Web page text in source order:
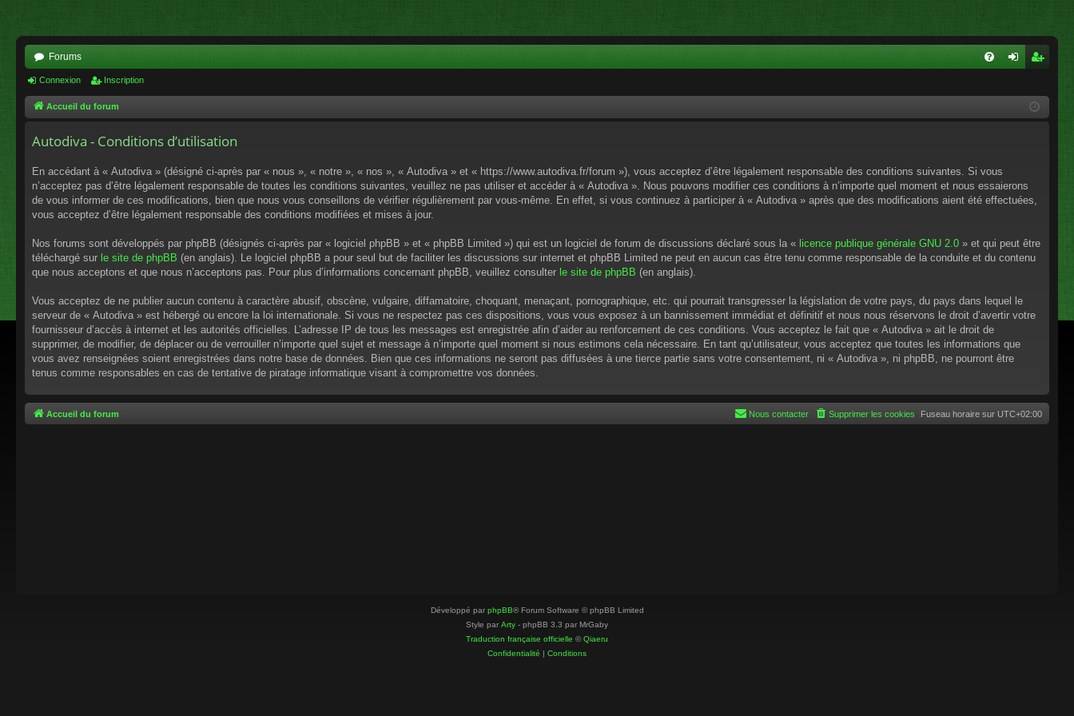
Forums
cri
Connexion Inscription
Accueil du forum
Autodiva - Conditions d’utilisation
En accédant à « Autodiva » (désigné ci-après par « nous », « notre », « nos », « Autodiva » et « https://www.autodiva.fr/forum »), vous acceptez d’être légalement responsable des conditions suivantes. Si vous
n’acceptez pas d’être légalement responsable de toutes les conditions suivantes, veuillez ne pas utiliser et accéder à « Autodiva ». Nous pouvons modifier ces conditions à n’importe quel moment et nous essaierons
de vous informer de ces modifications, bien que nous vous conseillons de vérifier régulièrement par vous-même. En effet, si vous continuez à participer à « Autodiva » après que des modifications aient été effectuées,
vous acceptez d’être légalement responsable des conditions modifiées et mises à jour.
Nos forums sont développés par phpBB (désignés ci-après par « logiciel phpBB » et « phpBB Limited ») qui est un logiciel de forum de discussions déclaré sous la « licence publique générale GNU 2.0 » et qui peut être
téléchargé sur le site de phpBB (en anglais). Le logiciel phpBB a pour seul but de faciliter les discussions sur internet et phpBB Limited ne peut en aucun cas être tenu comme responsable de la conduite et du contenu
que nous acceptons et que nous n’acceptons pas. Pour plus d’informations concernant phpBB, veuillez consulter le site de phpBB (en anglais).
Vous acceptez de ne publier aucun contenu à caractère abusif, obscène, vulgaire, diffamatoire, choquant, menaçant, pornographique, etc. qui pourrait transgresser la législation de votre pays, du pays dans lequel le
serveur de « Autodiva » est hébergé ou encore la loi internationale. Si vous ne respectez pas ces dispositions, vous vous exposez à un bannissement immédiat et définitif et nous nous réservons le droit d’avertir votre
fournisseur d’accès à internet et les autorités officielles. L’adresse IP de tous les messages est enregistrée afin d’aider au renforcement de ces conditions. Vous acceptez le fait que « Autodiva » ait le droit de
supprimer, de modifier, de déplacer ou de verrouiller n’importe quel sujet et message à n’importe quel moment si nous estimons cela nécessaire. En tant qu’utilisateur, vous acceptez que toutes les informations que
vous avez renseignées soient enregistrées dans notre base de données. Bien que ces informations ne seront pas diffusées à une tierce partie sans votre consentement, ni « Autodiva », ni phpBB, ne pourront être
tenus comme responsables en cas de tentative de piratage informatique visant à compromettre vos données.
Accueil du forum Fuseau horaire sur UTC+02:00
Supprimer les cookies
Nous contacter
Développé par phpBB® Forum Software © phpBB Limited
Style par Arty - phpBB 3.3 par MrGaby
Traduction française officielle ©Qiaeru
Confidentialité | Conditions